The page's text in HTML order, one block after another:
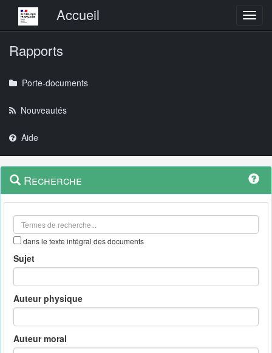
Menu principalAccueil
Rapports
Porte-documents
Nouveautés
Aide
Navigation
outils
Menu
contextuel
Recherche
dans le texte intégral des documents
Sujet
Auteur physique
Auteur moral